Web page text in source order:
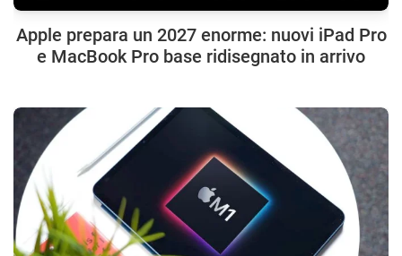
Apple prepara un 2027 enorme: nuovi iPad Pro
e MacBook Pro base ridisegnato in arrivo